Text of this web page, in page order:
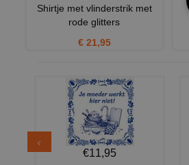
Shirtje met vlinderstrik met
rode glitters
€ 21,95
€11,95